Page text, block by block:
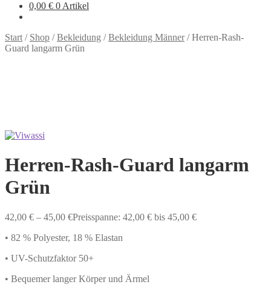
0,00 € 0 Artikel
Start / Shop /Bekleidung /Bekleidung Männer/Herren-Rash-
Guard langarm Grün
Herren-Rash-Guard langarm
Grün
42,00 € – 45,00 €Preisspanne: 42,00 € bis 45,00 €
• 82 % Polyester, 18 % Elastan
• UV-Schutzfaktor 50+
• Bequemer langer Körper und Ärmel